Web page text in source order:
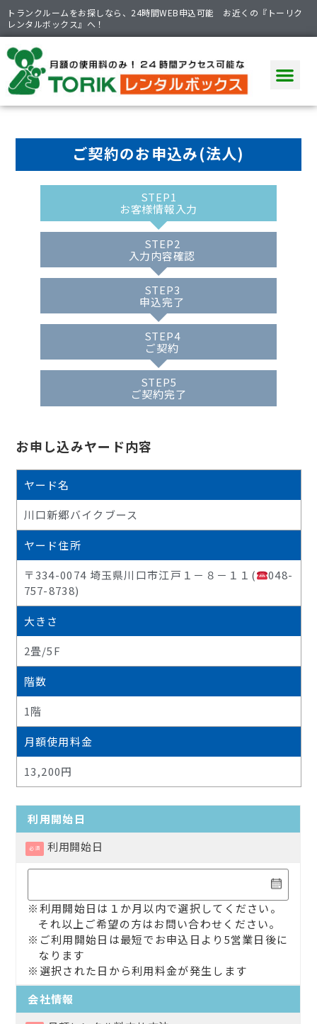
トランクルームをお探しなら、24時間WEB申込可能 お近くの『トーリク
レンタルボックス』へ！
ご契約のお申込み(法人)
STEP1
お客様情報入力
STEP2
入力内容確認
STEP3
申込完了
STEP4
ご契約
STEP5
ご契約完了
お申し込みヤード内容
ヤード名
川口新郷バイクブース
ヤード住所
〒334-0074 埼玉県川口市江戸１－８－１１(
048-
757-8738)
大きさ
2畳/5F
階数
1階
月額使用料金
13,200円
利用開始日
必須 利用開始日
※利用開始日は１か月以内で選択してください。
それ以上ご希望の方はお問い合わせください。
※ご利用開始日は最短でお申込日より5営業日後に
なります
※選択された日から利用料金が発生します
会社情報